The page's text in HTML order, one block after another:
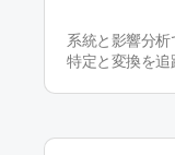
系統と影響分
特定と変換を追